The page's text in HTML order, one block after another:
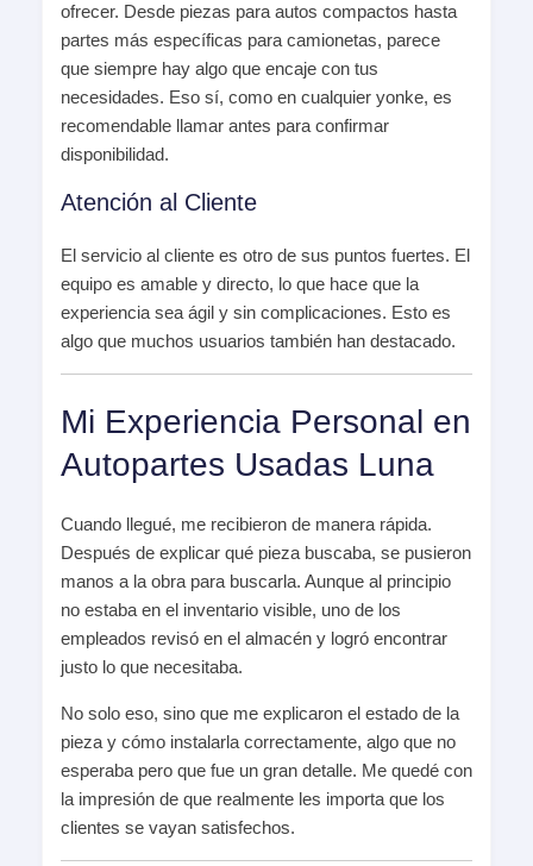
ofrecer. Desde piezas para autos compactos hasta
partes más específicas para camionetas, parece
que siempre hay algo que encaje con tus
necesidades. Eso sí, como en cualquier yonke, es
recomendable llamar antes para confirmar
disponibilidad.
Atención al Cliente
El servicio al cliente es otro de sus puntos fuertes. El
equipo es amable y directo, lo que hace que la
experiencia sea ágil y sin complicaciones. Esto es
algo que muchos usuarios también han destacado.
Mi Experiencia Personal en
Autopartes Usadas Luna
Cuando llegué, me recibieron de manera rápida.
Después de explicar qué pieza buscaba, se pusieron
manos a la obra para buscarla. Aunque al principio
no estaba en el inventario visible, uno de los
empleados revisó en el almacén y logró encontrar
justo lo que necesitaba.
No solo eso, sino que me explicaron el estado de la
pieza y cómo instalarla correctamente, algo que no
esperaba pero que fue un gran detalle. Me quedé con
la impresión de que realmente les importa que los
clientes se vayan satisfechos.